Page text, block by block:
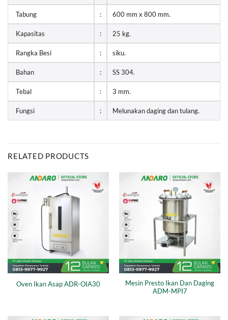
Tabung : 600 mm x 800 mm.
Kapasitas : 25 kg.
Rangka Besi : siku.
Bahan : SS 304.
Tebal : 3 mm.
Fungsi : Melunakan daging dan tulang.
RELATED PRODUCTS
Oven Ikan Asap ADR-OIA30
Mesin Presto Ikan Dan Daging
ADM-MPI7